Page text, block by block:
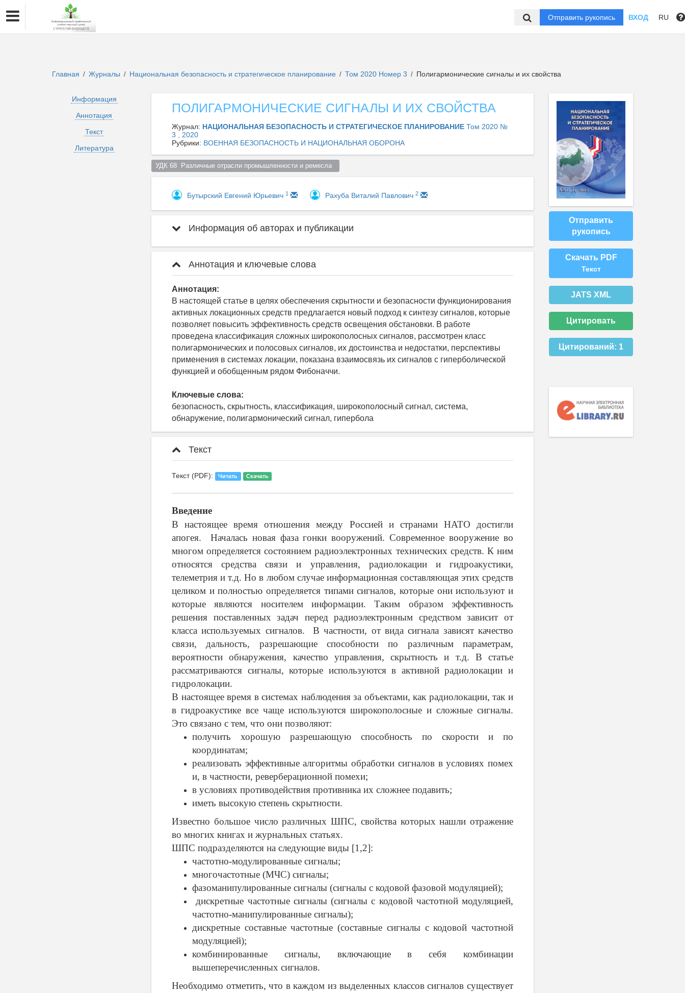
Отправить рукопись ВХОД RU
Главная / Журналы / Национальная безопасность и стратегическое планирование / Том 2020 Номер 3 / Полигармонические сигналы и их свойства
Информация
Аннотация
Текст
Литература
ПОЛИГАРМОНИЧЕСКИЕ СИГНАЛЫ И ИХ СВОЙСТВА
Журнал: НАЦИОНАЛЬНАЯ БЕЗОПАСНОСТЬ И СТРАТЕГИЧЕСКОЕ ПЛАНИРОВАНИЕ Том 2020 №
3 , 2020
Рубрики: ВОЕННАЯ БЕЗОПАСНОСТЬ И НАЦИОНАЛЬНАЯ ОБОРОНА
УДК 68  Различные отрасли промышленности и ремесла
Бутырский Евгений Юрьевич 1 Рахуба Виталий Павлович 2
Информация об авторах и публикации
Аннотация и ключевые слова
Аннотация:
В настоящей статье в целях обеспечения скрытности и безопасности функционирования
активных локационных средств предлагается новый подход к синтезу сигналов, которые
позволяет повысить эффективность средств освещения обстановки. В работе
проведена классификация сложных широкополосных сигналов, рассмотрен класс
полигармонических и полосовых сигналов, их достоинства и недостатки, перспективы
применения в системах локации, показана взаимосвязь их сигналов с гиперболической
функцией и обобщенным рядом Фибоначчи.
Ключевые слова:
безопасность, скрытность, классификация, широкополосный сигнал, система,
обнаружение, полигармонический сигнал, гипербола
Текст
Текст (PDF): Читать Скачать
Введение
В настоящее время отношения между Россией и странами НАТО достигли
апогея. Началась новая фаза гонки вооружений. Современное вооружение во
многом определяется состоянием радиоэлектронных технических средств. К ним
относятся средства связи и управления, радиолокации и гидроакустики,
телеметрия и т.д. Но в любом случае информационная составляющая этих средств
целиком и полностью определяется типами сигналов, которые они используют и
которые являются носителем информации. Таким образом эффективность
решения поставленных задач перед радиоэлектронным средством зависит от
класса используемых сигналов. В частности, от вида сигнала зависят качество
связи, дальность, разрешающие способности по различным параметрам,
вероятности обнаружения, качество управления, скрытность и т.д. В статье
рассматриваются сигналы, которые используются в активной радиолокации и
гидролокации.
В настоящее время в системах наблюдения за объектами, как радиолокации, так и
в гидроакустике все чаще используются широкополосные и сложные сигналы.
Это связано с тем, что они позволяют:
получить хорошую разрешающую способность по скорости и по
координатам;
реализовать эффективные алгоритмы обработки сигналов в условиях помех
и, в частности, реверберационной помехи;
в условиях противодействия противника их сложнее подавить;
иметь высокую степень скрытности.
Известно большое число различных ШПС, свойства которых нашли отражение
во многих книгах и журнальных статьях.
ШПС подразделяются на следующие виды [1,2]:
частотно-модулированные сигналы;
многочастотные (МЧС) сигналы;
фазоманипулированные сигналы (сигналы с кодовой фазовой модуляцией);
дискретные частотные сигналы (сигналы с кодовой частотной модуляцией,
частотно-манипулированные сигналы);
дискретные составные частотные (составные сигналы с кодовой частотной
модуляцией);
комбинированные сигналы, включающие в себя комбинации
вышеперечисленных сигналов.
Необходимо отметить, что в каждом из выделенных классов сигналов существует
Отправить
рукопись
Скачать PDF
Текст
JATS XML
Цитировать
Цитирований: 1